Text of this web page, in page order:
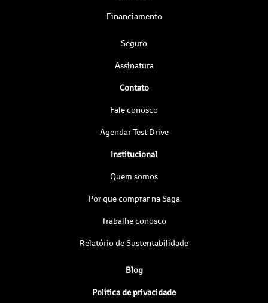
Financiamento
Seguro
Assinatura
Contato
Fale conosco
Agendar Test Drive
Institucional
Quem somos
Por que comprar na Saga
Trabalhe conosco
Relatório de Sustentabilidade
Blog
Política de privacidade